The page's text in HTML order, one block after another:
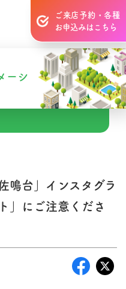
ご来店予約・各種
お申込みはこちら
ーシ
鳴台」インスタグラ
」にご注意くださ